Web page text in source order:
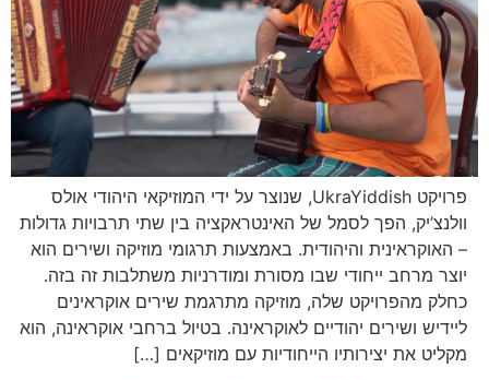
פרויקט UkraYiddish, שנוצר על ידי המוזיקאי היהודי אולס
וולנצ’יק, הפך לסמל של האינטראקציה בין שתי תרבויות גדולות
– האוקראינית והיהודית. באמצעות תרגומי מוזיקה ושירים הוא
יוצר מרחב ייחודי שבו מסורת ומודרניות משתלבות זה בזה.
כחלק מהפרויקט שלה, מוזיקה מתרגמת שירים אוקראינים
ליידיש ושירים יהודיים לאוקראינה. בטיול ברחבי אוקראינה, הוא
מקליט את יצירותיו הייחודיות עם מוזיקאים […]